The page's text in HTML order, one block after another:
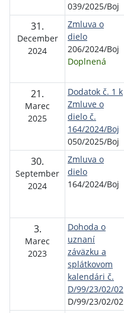
039/2025/Boj
31.
December
2024
Zmluva o
dielo
206/2024/Boj
Doplnená
21.
Marec
2025
Dodatok č. 1 k
Zmluve o
dielo č.
164/2024/Boj
050/2025/Boj
30.
September
2024
Zmluva o
dielo
164/2024/Boj
3.
Marec
2023
Dohoda o
uznaní
záväzku a
splátkovom
kalendári č.
D/99/23/02/02
D/99/23/02/02